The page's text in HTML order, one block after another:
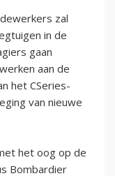
zal
in de
gaan
aan de
het CSeries-
van nieuwe
het oog op de
Bombardier